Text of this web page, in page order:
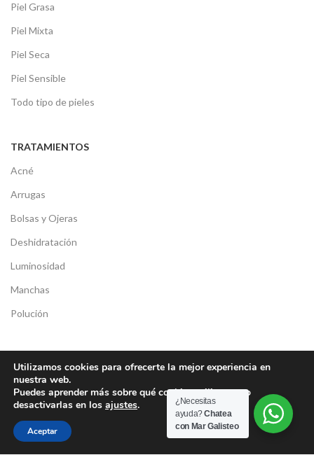
Piel Grasa
Piel Mixta
Piel Seca
Piel Sensible
Todo tipo de pieles
TRATAMIENTOS
Acné
Arrugas
Bolsas y Ojeras
Deshidratación
Luminosidad
Manchas
Polución
Política de Privacidad
Política de Cookies
Compromiso con la protección de Datos
Utilizamos cookies para ofrecerte la mejor experiencia en
nuestra web.
Puedes aprender más sobre qué cookies utilizamos o
desactivarlas en los ajustes.
Aceptar
¿Necesitas
ayuda?Chatea
con Mar Galisteo